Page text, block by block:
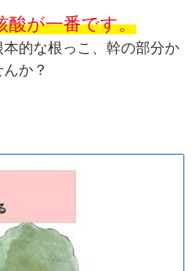
酸が一番です。
的な根っこ、幹の部分か
か？